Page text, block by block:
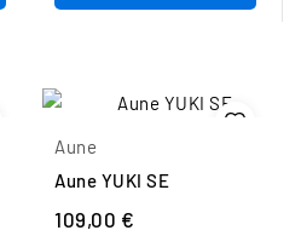
Aune
Aune YUKI SE
109,00 €